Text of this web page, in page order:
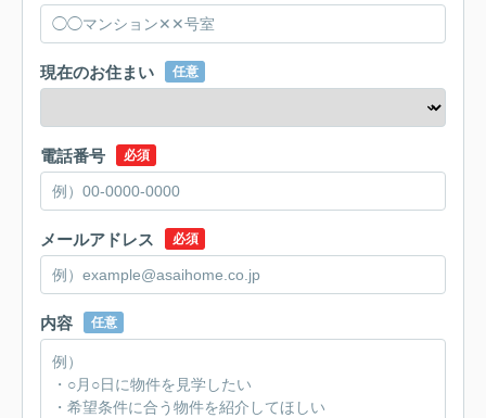
現在のお住まい 任意
電話番号 必須
メールアドレス 必須
内容 任意